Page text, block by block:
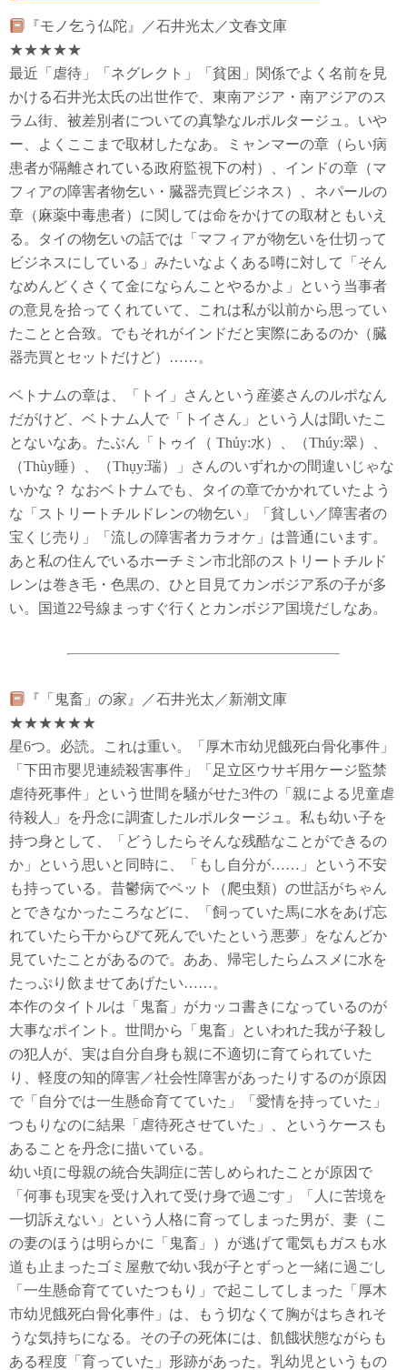
『モノ乞う仏陀』／石井光太／文春文庫
★★★★★
最近「虐待」「ネグレクト」「貧困」関係でよく名前を見
かける石井光太氏の出世作で、東南アジア・南アジアのス
ラム街、被差別者についての真摯なルポルタージュ。いや
ー、よくここまで取材したなあ。ミャンマーの章（らい病
患者が隔離されている政府監視下の村）、インドの章（マ
フィアの障害者物乞い・臓器売買ビジネス）、ネパールの
章（麻薬中毒患者）に関しては命をかけての取材ともいえ
る。タイの物乞いの話では「マフィアが物乞いを仕切って
ビジネスにしている」みたいなよくある噂に対して「そん
なめんどくさくて金にならんことやるかよ」という当事者
の意見を拾ってくれていて、これは私が以前から思ってい
たことと合致。でもそれがインドだと実際にあるのか（臓
器売買とセットだけど）……。
ベトナムの章は、「トイ」さんという産婆さんのルポなん
だがけど、ベトナム人で「トイさん」という人は聞いたこ
とないなあ。たぶん「トゥイ（ Thủy:水）、（Thúy:翠）、
（Thùy睡）、（Thụy:瑞）」さんのいずれかの間違いじゃな
いかな？ なおベトナムでも、タイの章でかかれていたよう
な「ストリートチルドレンの物乞い」「貧しい／障害者の
宝くじ売り」「流しの障害者カラオケ」は普通にいます。
あと私の住んでいるホーチミン市北部のストリートチルド
レンは巻き毛・色黒の、ひと目見てカンボジア系の子が多
い。国道22号線まっすぐ行くとカンボジア国境だしなあ。
『「鬼畜」の家』／石井光太／新潮文庫
★★★★★★
星6つ。必読。これは重い。「厚木市幼児餓死白骨化事件」
「下田市嬰児連続殺害事件」「足立区ウサギ用ケージ監禁
虐待死事件」という世間を騒がせた3件の「親による児童虐
待殺人」を丹念に調査したルポルタージュ。私も幼い子を
持つ身として、「どうしたらそんな残酷なことができるの
か」という思いと同時に、「もし自分が……」という不安
も持っている。昔鬱病でペット（爬虫類）の世話がちゃん
とできなかったころなどに、「飼っていた馬に水をあげ忘
れていたら干からびて死んでいたという悪夢」をなんどか
見ていたことがあるので。ああ、帰宅したらムスメに水を
たっぷり飲ませてあげたい……。
本作のタイトルは「鬼畜」がカッコ書きになっているのが
大事なポイント。世間から「鬼畜」といわれた我が子殺し
の犯人が、実は自分自身も親に不適切に育てられていた
り、軽度の知的障害／社会性障害があったりするのが原因
で「自分では一生懸命育てていた」「愛情を持っていた」
つもりなのに結果「虐待死させていた」、というケースも
あることを丹念に描いている。
幼い頃に母親の統合失調症に苦しめられたことが原因で
「何事も現実を受け入れて受け身で過ごす」「人に苦境を
一切訴えない」という人格に育ってしまった男が、妻（こ
の妻のほうは明らかに「鬼畜」）が逃げて電気もガスも水
道も止まったゴミ屋敷で幼い我が子とずっと一緒に過ごし
「一生懸命育てていたつもり」で起こしてしまった「厚木
市幼児餓死白骨化事件」は、もう切なくて胸がはちきれそ
うな気持ちになる。その子の死体には、飢餓状態ながらも
ある程度「育っていた」形跡があった。乳幼児というもの